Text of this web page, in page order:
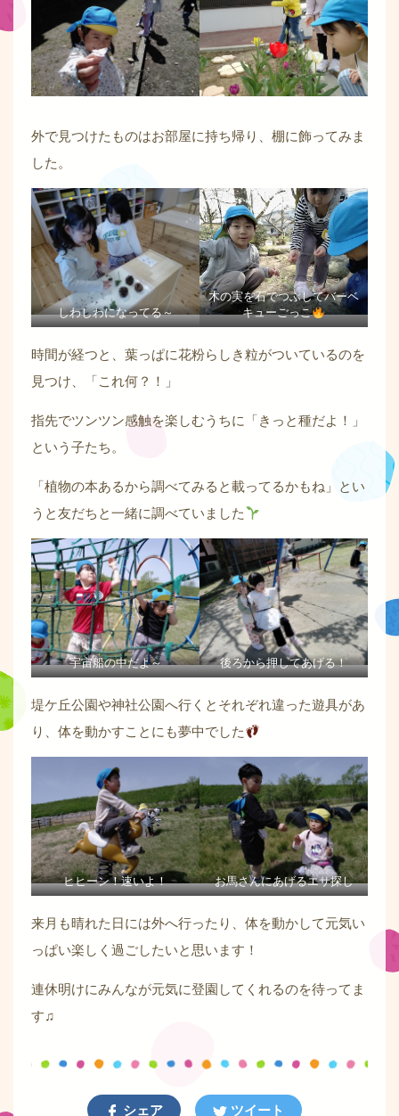
外で見つけたものはお部屋に持ち帰り、棚に飾ってみま
した。
しわしわになってる～
木の実を石でつぶしてバーベ
キューごっこ
時間が経つと、葉っぱに花粉らしき粒がついているのを
見つけ、「これ何？！」
指先でツンツン感触を楽しむうちに「きっと種だよ！」
という子たち。
「植物の本あるから調べてみると載ってるかもね」とい
うと友だちと一緒に調べていました
宇宙船の中だよ～ 後ろから押してあげる！
堤ケ丘公園や神社公園へ行くとそれぞれ違った遊具があ
り、体を動かすことにも夢中でした
ヒヒーン！速いよ！ お馬さんにあげるエサ探し
来月も晴れた日には外へ行ったり、体を動かして元気い
っぱい楽しく過ごしたいと思います！
連休明けにみんなが元気に登園してくれるのを待ってま
す♫
シェア ツイート